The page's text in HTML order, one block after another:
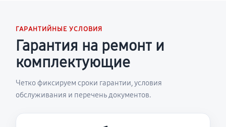
ГАРАНТИЙНЫЕ УСЛОВИЯ
Гарантия на ремонт и
комплектующие
Четко фиксируем сроки гарантии, условия
обслуживания и перечень документов.